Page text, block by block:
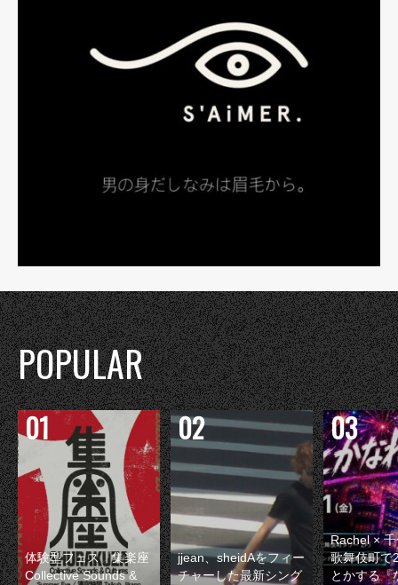
POPULAR
体験型フェス『集楽座
Collective Sounds &
jjean、sheidAをフィー
チャーした最新シング
Rachel ×
歌舞伎町で
とかする『